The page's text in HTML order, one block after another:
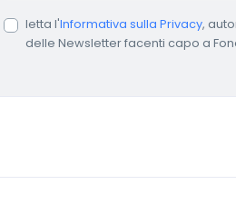
letta l'Informativa sulla Privacy,
delle Newsletter facenti capo a